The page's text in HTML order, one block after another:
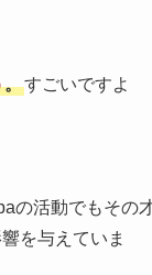
。すごいですよ
の活動でもその
を与えていま